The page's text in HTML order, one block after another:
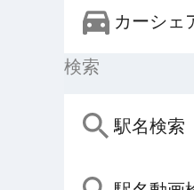
カーシェ
検索
駅名検索